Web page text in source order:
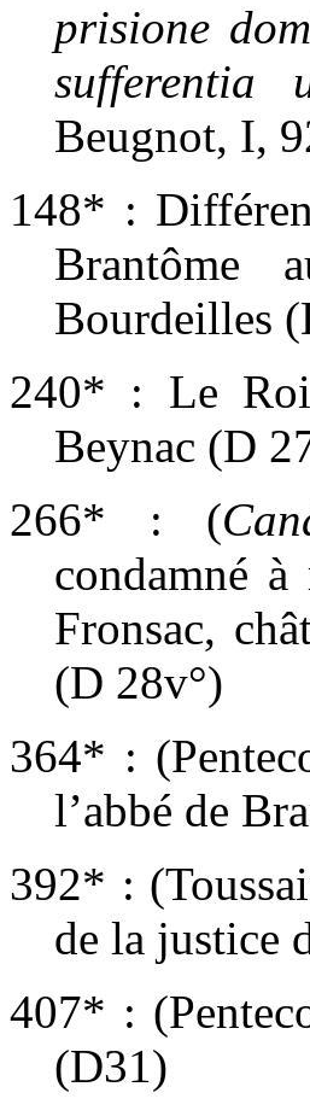
prisione
sufferentia
Beugnot, I,
148* :
Brantôme
Bourdeilles
240* : Le
Beynac (D
266* : (
condamné
Fronsac,
(D 28v°)
364* :
l’abbé de
392* :
de la justice
407* :
(D31)